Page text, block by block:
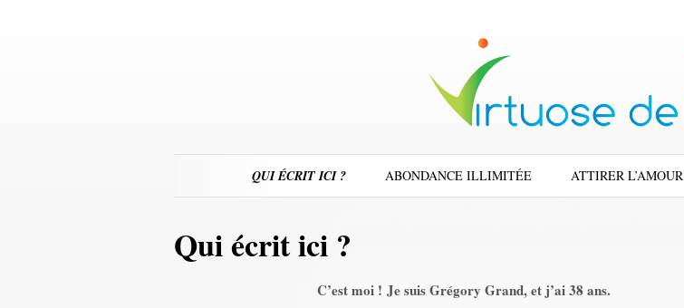
QUI ÉCRIT ICI ? ABONDANCE ILLIMITÉE ATTIRER L’AMOUR
Qui écrit ici ?
C’est moi ! Je suis Grégory Grand, et j’ai 38 ans.